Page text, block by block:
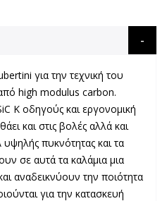
για την τεχνική του
high modulus carbon.
K οδηγούς και εργονομική
και στις βολές αλλά και
πυκνότητας και τα
σε αυτά τα καλάμια μια
αναδεικνύουν την ποιότητα
για την κατασκευή